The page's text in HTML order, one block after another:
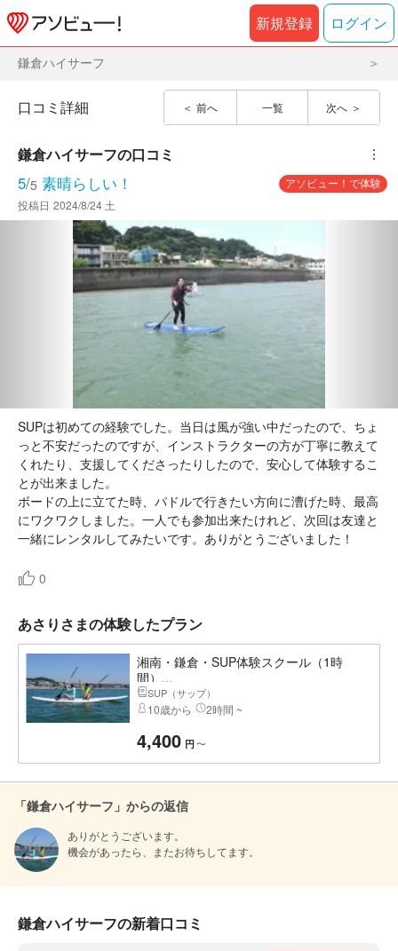
新規登録 ログイン
鎌倉ハイサーフ
前へ 一覧 次へ
口コミ詳細
鎌倉ハイサーフの口コミ ︙
5/5 素晴らしい！
アソビュー！で体験
投稿日 2024/8/24 土
SUPは初めての経験でした。当日は風が強い中だったので、ちょ
っと不安だったのですが、インストラクターの方が丁寧に教えて
くれたり、支援してくださったりしたので、安心して体験するこ
とが出来ました。
ボードの上に立てた時、パドルで行きたい方向に漕げた時、最高
にワクワクしました。一人でも参加出来たけれど、次回は友達と
一緒にレンタルしてみたいです。ありがとうございました！
0
あさりさまの体験したプラン
湘南・鎌倉・SUP体験スクール（1時
間）...
SUP（サップ）
10歳から 2時間 ~
4,400 円 〜
「鎌倉ハイサーフ」からの返信
ありがとうございます。
機会があったら、またお待ちしてます。
鎌倉ハイサーフの新着口コミ